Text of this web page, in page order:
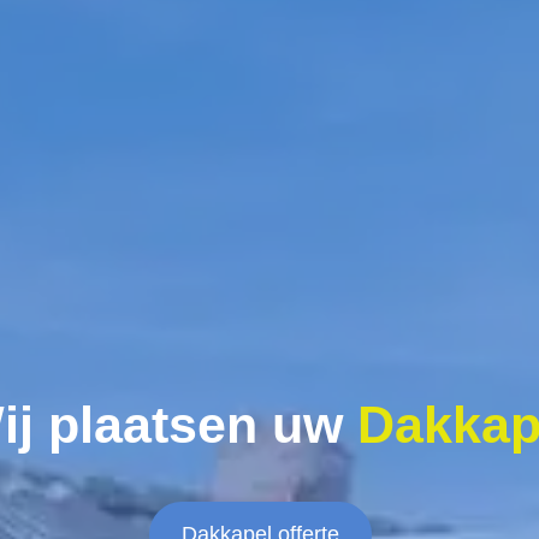
plaatsen uw
Dakkapel offerte